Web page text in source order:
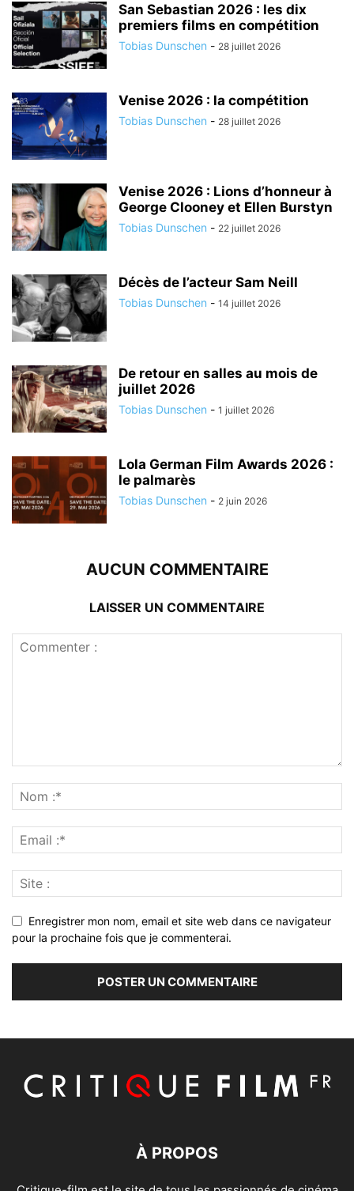
San Sebastian 2026 : les dix
premiers films en compétition
Tobias Dunschen - 28 juillet 2026
Venise 2026 : la compétition
Tobias Dunschen - 28 juillet 2026
Venise 2026 : Lions d’honneur à
George Clooney et Ellen Burstyn
Tobias Dunschen - 22 juillet 2026
Décès de l’acteur Sam Neill
Tobias Dunschen - 14 juillet 2026
De retour en salles au mois de
juillet 2026
Tobias Dunschen - 1 juillet 2026
Lola German Film Awards 2026 :
le palmarès
Tobias Dunschen - 2 juin 2026
AUCUN COMMENTAIRE
LAISSER UN COMMENTAIRE
Enregistrer mon nom, email et site web dans ce navigateur
pour la prochaine fois que je commenterai.
À PROPOS